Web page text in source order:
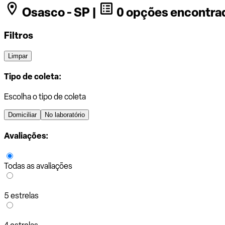
Osasco - SP | 0 opções
Filtros
Limpar
Tipo de coleta:
Escolha o tipo de coleta
Domiciliar No laboratório
Avaliações:
Todas as avaliações
5 estrelas